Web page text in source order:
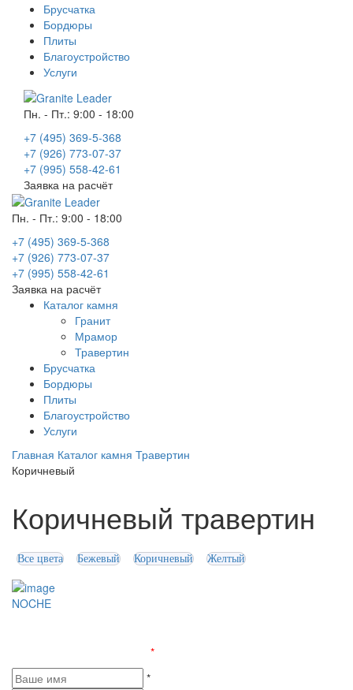
Брусчатка
Бордюры
Плиты
Благоустройство
Услуги
Пн. - Пт.: 9:00 - 18:00
+7 (495) 369-5-368
+7 (926) 773-07-37
+7 (995) 558-42-61
Заявка на расчёт
Пн. - Пт.: 9:00 - 18:00
+7 (495) 369-5-368
+7 (926) 773-07-37
+7 (995) 558-42-61
Заявка на расчёт
Каталог камня
Гранит
Мрамор
Травертин
Брусчатка
Бордюры
Плиты
Благоустройство
Услуги
Главная Каталог камня Травертин
Коричневый
Коричневый травертин
Все цвета Бежевый Коричневый Желтый
NOCHE
*
*